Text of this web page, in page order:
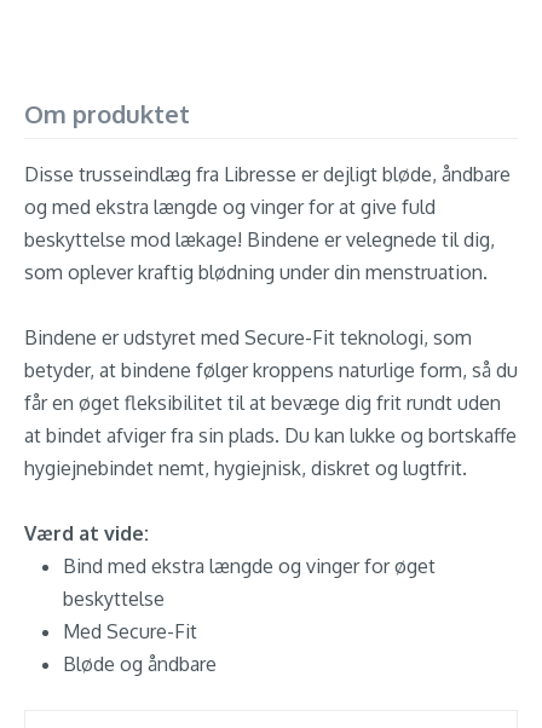
Om produktet
Disse trusseindlæg fra Libresse er dejligt bløde, åndbare
og med ekstra længde og vinger for at give fuld
beskyttelse mod lækage! Bindene er velegnede til dig,
som oplever kraftig blødning under din menstruation.
Bindene er udstyret med Secure-Fit teknologi, som
betyder, at bindene følger kroppens naturlige form, så du
får en øget fleksibilitet til at bevæge dig frit rundt uden
at bindet afviger fra sin plads. Du kan lukke og bortskaffe
hygiejnebindet nemt, hygiejnisk, diskret og lugtfrit.
Værd at vide:
Bind med ekstra længde og vinger for øget
beskyttelse
Med Secure-Fit
Bløde og åndbare